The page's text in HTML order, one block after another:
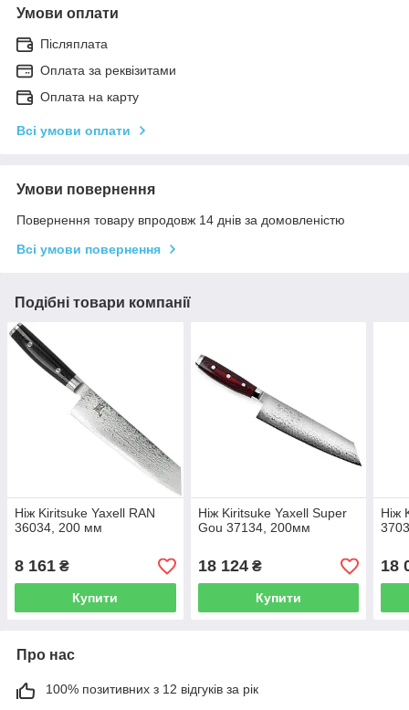
Умови оплати
Післяплата
Оплата за реквізитами
Оплата на карту
Всі умови оплати
Умови повернення
Повернення товару впродовж 14 днів за домовленістю
Всі умови повернення
Подібні товари компанії
Ніж Kiritsuke Yaxell RAN
36034, 200 мм
8 161 ₴
Купити
Ніж Kiritsuke Yaxell Super
Gou 37134, 200мм
18 124₴
Купити
Ніж
18
Про нас
100% позитивних з 12 відгуків за рік